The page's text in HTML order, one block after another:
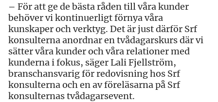
– För att ge de bästa råden till våra kunder
behöver vi kontinuerligt förnya våra
kunskaper och verktyg. Det är just därför Srf
konsulterna anordnar en tvådagarskurs där vi
sätter våra kunder och våra relationer med
kunderna i fokus, säger Lali Fjellström,
branschansvarig för redovisning hos Srf
konsulterna och en av föreläsarna på Srf
konsulternas tvådagarsevent.